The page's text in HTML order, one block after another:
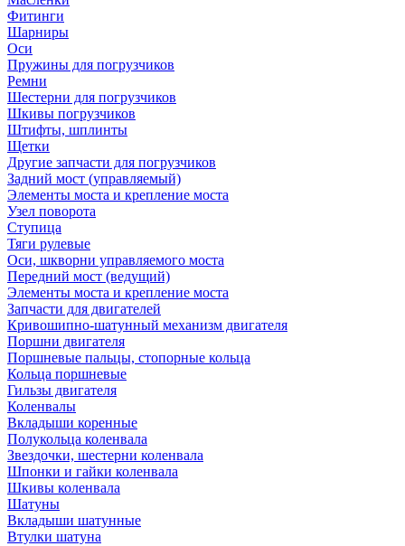
Фитинги
Шарниры
Оси
Пружины для погрузчиков
Ремни
Шестерни для погрузчиков
Шкивы погрузчиков
Штифты, шплинты
Щетки
Другие запчасти для погрузчиков
Задний мост (управляемый)
Элементы моста и крепление моста
Узел поворота
Ступица
Тяги рулевые
Оси, шкворни управляемого моста
Передний мост (ведущий)
Элементы моста и крепление моста
Запчасти для двигателей
Кривошипно-шатунный механизм двигателя
Поршни двигателя
Поршневые пальцы, стопорные кольца
Кольца поршневые
Гильзы двигателя
Коленвалы
Вкладыши коренные
Полукольца коленвала
Звездочки, шестерни коленвала
Шпонки и гайки коленвала
Шкивы коленвала
Шатуны
Вкладыши шатунные
Втулки шатуна